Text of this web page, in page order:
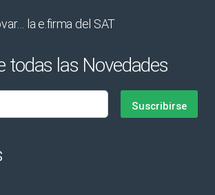
la e.firma del SAT
todas las Novedades